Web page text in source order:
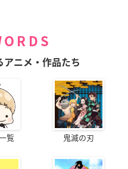
アニメ・作品たち
覧 鬼滅の刃